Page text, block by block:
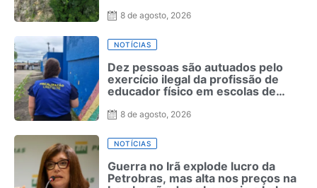
8 de agosto, 2026
NOTÍCIAS
Dez pessoas são autuados pelo
exercício ilegal da profissão de
educador físico em escolas de
8 de agosto, 2026
NOTÍCIAS
Guerra no Irã explode lucro da
Petrobras, mas alta nos preços na